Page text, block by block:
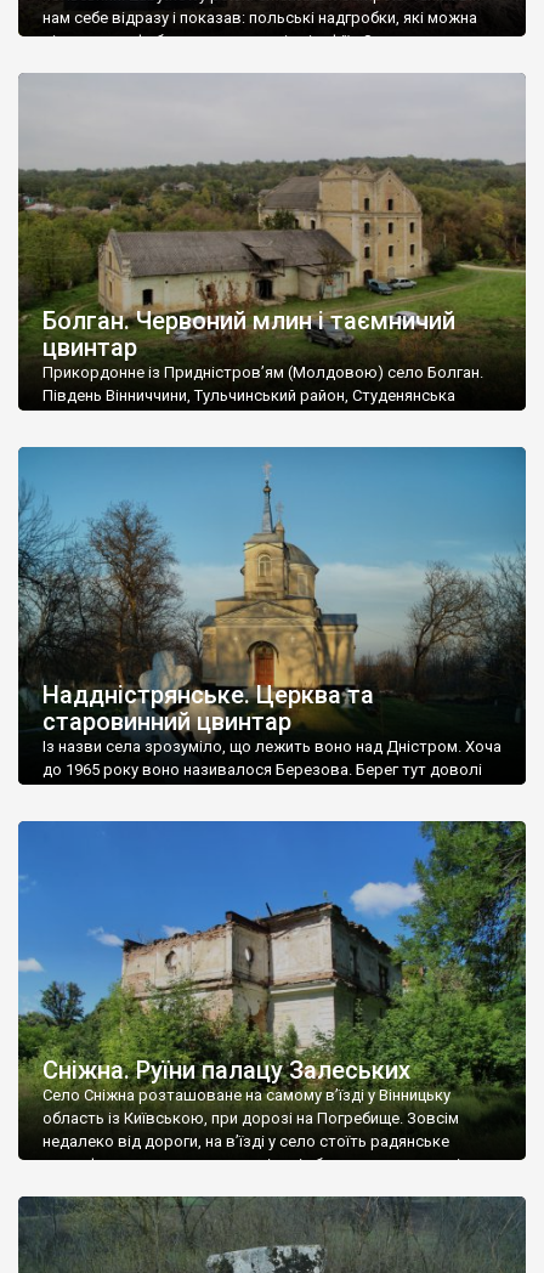
нам себе відразу і показав: польські надгробки, які можна
віднести до фабричних, польські епітафії… Загалом цвинтар
Болган. Червоний млин і таємничий
цвинтар
Прикордонне із Придністров’ям (Молдовою) село Болган.
Південь Вінниччини, Тульчинський район, Студенянська
старовинний цвинтар із кам’яними хрестами. Всі епітафії, які
збереглися, написані кирилицею, церковнослов’янською
мовою. За всіма традиційними ознаками – цвинтар
український. Хрести датуються 19 століттям. У 1924-1940
роках Болган […]
Наддністрянське. Церква та
старовинний цвинтар
Із назви села зрозуміло, що лежить воно над Дністром. Хоча
до 1965 року воно називалося Березова. Берег тут доволі
Наддністрянське відрізняється від більшості навколишніх
сіл. У селі є мурована Михайлівська церква. Точної дати […]
Сніжна. Руїни палацу Залеських
Село Сніжна розташоване на самому в’їзді у Вінницьку
область із Київською, при дорозі на Погребище. Зовсім
недалеко від дороги, на в’їзді у село стоїть радянське
рельєфне пано, яке показує жінку і яблуню, а трохи далі, десь
не видно, але видно дві стареньких колії у траві – […]